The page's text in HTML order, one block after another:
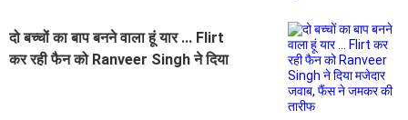
दो बच्चों का बाप बनने वाला हूं यार ... Flirt
कर रही फैन को Ranveer Singh ने दिया